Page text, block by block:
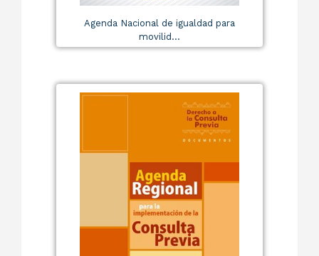
Agenda Nacional de igualdad para
movilid...